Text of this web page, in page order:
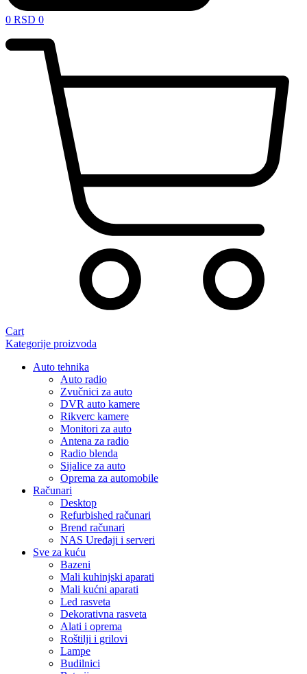
0 RSD 0
Cart
Kategorije proizvoda
Auto tehnika
Auto radio
Zvučnici za auto
DVR auto kamere
Rikverc kamere
Monitori za auto
Antena za radio
Radio blenda
Sijalice za auto
Oprema za automobile
Računari
Desktop
Refurbished računari
Brend računari
NAS Uređaji i serveri
Sve za kuću
Bazeni
Mali kuhinjski aparati
Mali kućni aparati
Led rasveta
Dekorativna rasveta
Alati i oprema
Roštilji i grilovi
Lampe
Budilnici